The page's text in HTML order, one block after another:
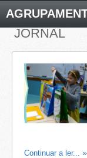
JORNAL
Continuar a ler...